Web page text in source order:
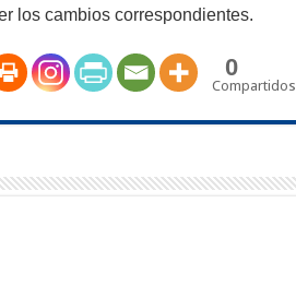
los cambios correspondientes.
0
Compartidos